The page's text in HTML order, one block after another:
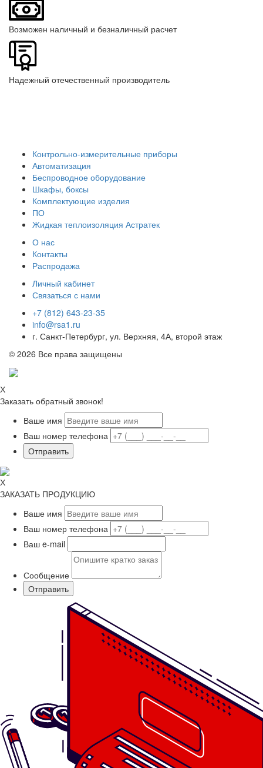
Возможен наличный и безналичный расчет
Надежный отечественный производитель
Контрольно-измерительные приборы
Автоматизация
Беспроводное оборудование
Шкафы, боксы
Комплектующие изделия
ПО
Жидкая теплоизоляция Астратек
О нас
Контакты
Распродажа
Личный кабинет
Связаться с нами
+7 (812) 643-23-35
info@rsa1.ru
г. Санкт-Петербург, ул. Верхняя, 4А, второй этаж
© 2026 Все права защищены
Х
Заказать обратный звонок!
Ваше имя
Ваш номер телефона
Х
ЗАКАЗАТЬ ПРОДУКЦИЮ
Ваше имя
Ваш номер телефона
Ваш e-mail
Сообщение